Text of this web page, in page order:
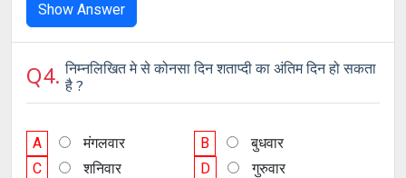
Show Answer
Q4.निम्नलिखित मे से कोनसा दिन शताप्दी का अंतिम दिन हो सकता
है ?
A मंगलवार B
बुधवार
C
शनिवार D गुरुवार